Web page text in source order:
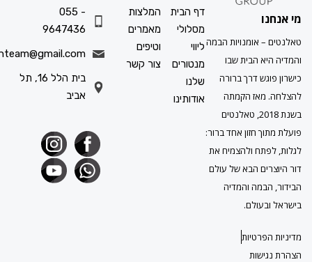
אומנויות הבמה
הבית שבו
דרך ברורה
הקמתה
בשנת 2018, טאלנטים
חזון אחד ברור:
ולהצמיח את
הבא של עולם
והמדיה
ליווי
מנטורים
שלנו
אודותינו
המלצות
מאמרים
וטיפים
צור קשר
055 -
9647436
info.talenteam@gmail.com
בית הלל 16, תל